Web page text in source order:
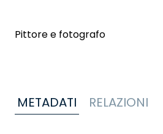
Pittore e fotografo
METADATI RELAZIONI